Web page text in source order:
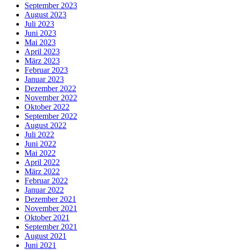
September 2023
August 2023
Juli 2023
Juni 2023
Mai 2023
April 2023
März 2023
Februar 2023
Januar 2023
Dezember 2022
November 2022
Oktober 2022
September 2022
August 2022
Juli 2022
Juni 2022
Mai 2022
April 2022
März 2022
Februar 2022
Januar 2022
Dezember 2021
November 2021
Oktober 2021
September 2021
August 2021
Juni 2021